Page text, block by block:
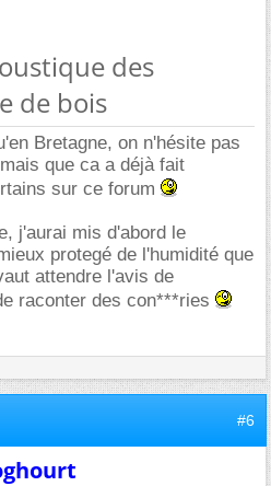
des
de bois
Bretagne, on n'hésite pas
que ca a déjà fait
sur ce forum
j'aurai mis d'abord le
protegé de l'humidité que
attendre l'avis de
raconter des con***ries
#6